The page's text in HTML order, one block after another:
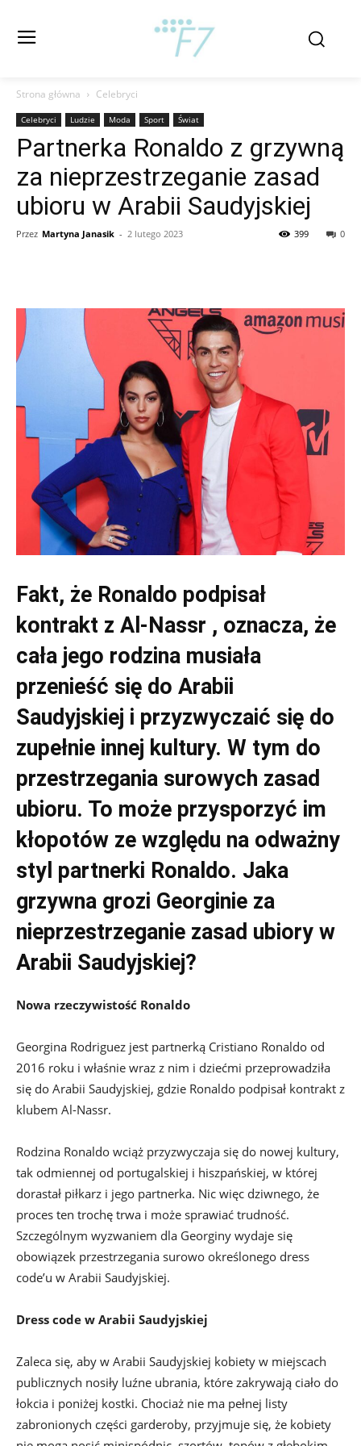
Strona główna Celebryci
Celebryci Ludzie Moda Sport Świat
Partnerka Ronaldo z grzywną
za nieprzestrzeganie zasad
ubioru w Arabii Saudyjskiej
Przez Martyna Janasik - 2 lutego 2023 0
399
Fakt, że Ronaldo podpisał
kontrakt z Al-Nassr , oznacza, że
cała jego rodzina musiała
przenieść się do Arabii
Saudyjskiej i przyzwyczaić się do
zupełnie innej kultury. W tym do
przestrzegania surowych zasad
ubioru. To może przysporzyć im
kłopotów ze względu na odważny
styl partnerki Ronaldo. Jaka
grzywna grozi Georginie za
nieprzestrzeganie zasad ubiory w
Arabii Saudyjskiej?
Nowa rzeczywistość Ronaldo
Georgina Rodriguez jest partnerką Cristiano Ronaldo od
2016 roku i właśnie wraz z nim i dziećmi przeprowadziła
się do Arabii Saudyjskiej, gdzie Ronaldo podpisał kontrakt z
klubem Al-Nassr.
Rodzina Ronaldo wciąż przyzwyczaja się do nowej kultury,
tak odmiennej od portugalskiej i hiszpańskiej, w której
dorastał piłkarz i jego partnerka. Nic więc dziwnego, że
proces ten trochę trwa i może sprawiać trudność.
Szczególnym wyzwaniem dla Georginy wydaje się
obowiązek przestrzegania surowo określonego dress
code’u w Arabii Saudyjskiej.
Dress code w Arabii Saudyjskiej
Zaleca się, aby w Arabii Saudyjskiej kobiety w miejscach
publicznych nosiły luźne ubrania, które zakrywają ciało do
łokcia i poniżej kostki. Chociaż nie ma pełnej listy
zabronionych części garderoby, przyjmuje się, że kobiety